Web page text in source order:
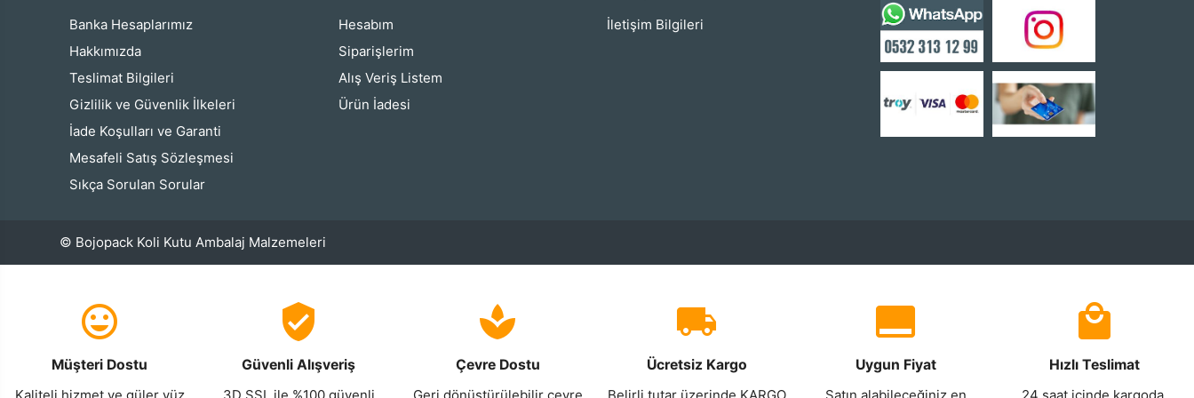
Banka Hesaplarımız
Hakkımızda
Teslimat Bilgileri
Gizlilik ve Güvenlik İlkeleri
İade Koşulları ve Garanti
Mesafeli Satış Sözleşmesi
Sıkça Sorulan Sorular
Hesabım
Siparişlerim
Alış Veriş Listem
Ürün İadesi
İletişim Bilgileri
© Bojopack Koli Kutu Ambalaj Malzemeleri
Müşteri Dostu
Güvenli Alışveriş
Çevre Dostu
Ücretsiz Kargo
Uygun Fiyat
Hızlı Teslimat